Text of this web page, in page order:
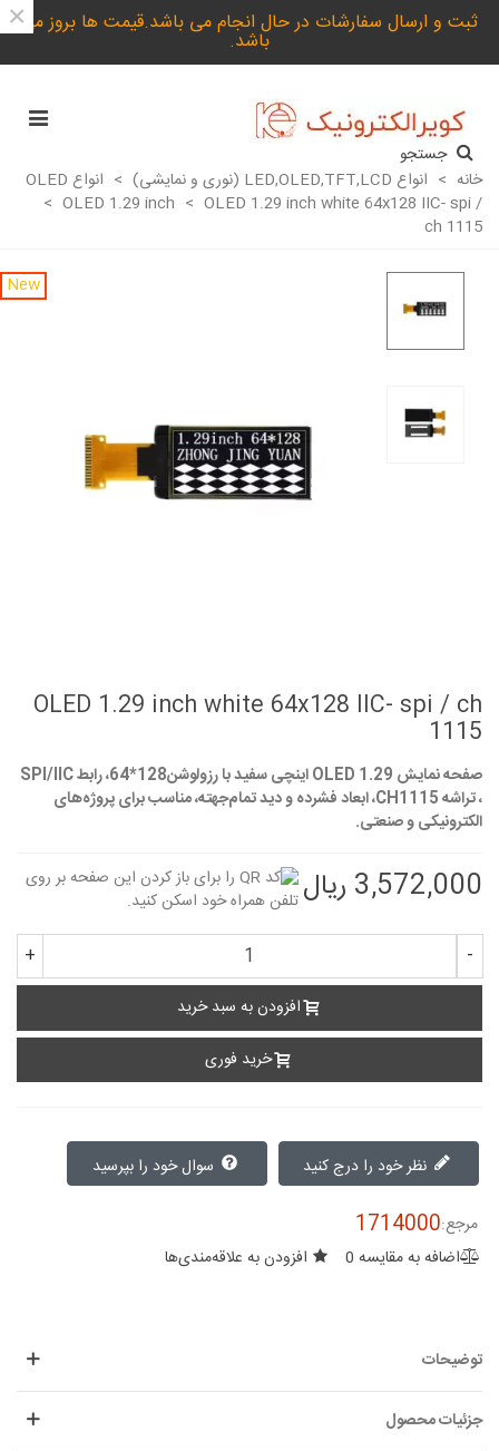
ثبت و ارسال سفارشات در حال انجام می باشد.قیمت ها بروز می
باشد.
×
جستجو
خانه > انواع LED,OLED,TFT,LCD (نوری و نمایشی) > انواع OLED
> OLED 1.29 inch > OLED 1.29 inch white 64x128 IIC- spi /
ch 1115
New
OLED 1.29 inch white 64x128 IIC- spi / ch
1115
صفحه نمایش OLED 1.29 اینچی سفید با رزولوشن128*64
، رابط SPI/IIC
، تراشه CH1115، ابعاد فشرده و دید تمام‌جهته، مناسب برای پروژه‌های
الکترونیکی و صنعتی.
3,572,000 ریال
-
+
افزودن به سبد خرید
خرید فوری
نظر خود را درج کنید
مرجع:1714000
اضافه به مقایسه 0 افزودن به علاقه‌مندی‌ها
توضیحات
جزئیات محصول